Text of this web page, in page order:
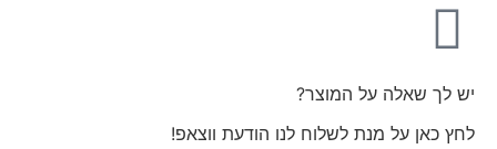
יש לך שאלה על המוצר?
לחץ כאן על מנת לשלוח לנו הודעת ווצאפ!